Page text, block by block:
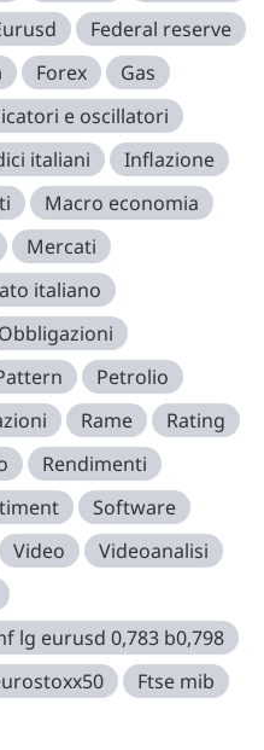
Federal reserve
Forex
Gas
e oscillatori
italiani
Inflazione
Macro economia
Mercati
italiano
Obbligazioni
Petrolio
Rame
Rating
Rendimenti
Software
Video
Videoanalisi
lg eurusd 0,783 b0,798
Ftse mib